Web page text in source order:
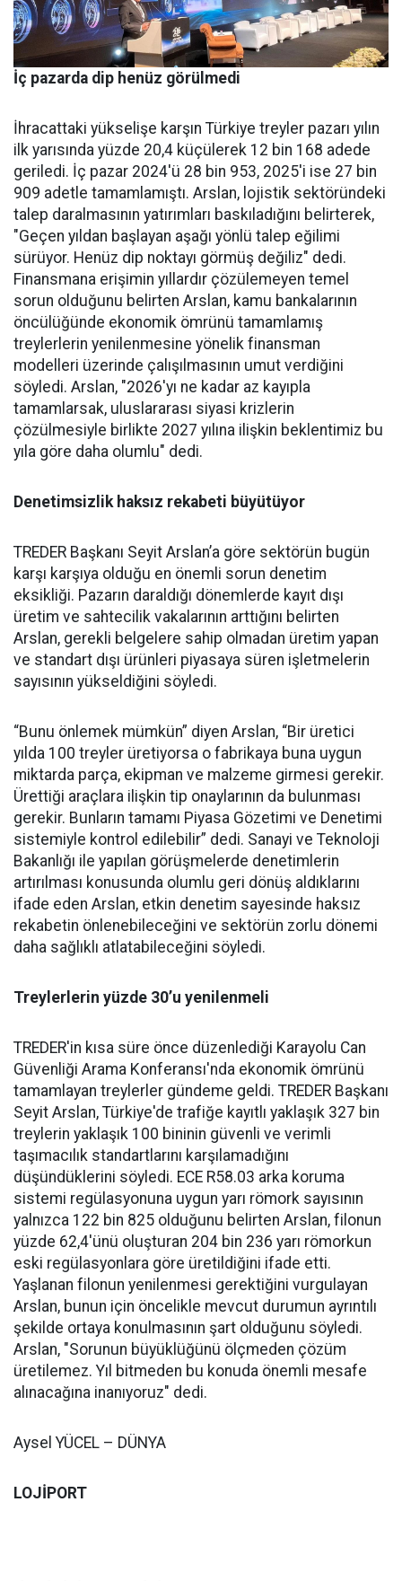
İç pazarda dip henüz görülmedi
İhracattaki yükselişe karşın Türkiye treyler pazarı yılın
ilk yarısında yüzde 20,4 küçülerek 12 bin 168 adede
geriledi. İç pa­zar 2024'ü 28 bin 953, 2025'i ise 27 bin
909 adetle tamamlamış­tı. Arslan, lojistik sektöründeki
talep daralmasının yatırımları baskıladığını belirterek,
"Geçen yıldan başlayan aşağı yönlü talep eğilimi
sürüyor. Henüz dip nok­tayı görmüş değiliz" dedi.
Finans­mana erişimin yıllardır çözüle­meyen temel
sorun olduğunu be­lirten Arslan, kamu bankalarının
öncülüğünde ekonomik ömrü­nü tamamlamış
treylerlerin ye­nilenmesine yönelik finansman
modelleri üzerinde çalışılması­nın umut verdiğini
söyledi. Ars­lan, "2026'yı ne kadar az kayıpla
tamamlarsak, uluslararası siya­si krizlerin
çözülmesiyle birlik­te 2027 yılına ilişkin beklentimiz bu
yıla göre daha olumlu" dedi.
Denetimsizlik haksız rekabeti büyütüyor
TREDER Başkanı Seyit Arslan’a göre sektörün bugün
karşı karşıya olduğu en önemli sorun denetim
eksikliği. Pazarın daraldığı dönemlerde kayıt dışı
üretim ve sahtecilik vakalarının arttığını belirten
Arslan, gerekli belgelere sahip olmadan üretim yapan
ve standart dışı ürünleri piyasaya süren işletmelerin
sayısının yükseldiğini söyledi.
“Bunu önlemek mümkün” diyen Arslan, “Bir üretici
yılda 100 treyler üretiyorsa o fabrikaya buna uygun
miktarda parça, ekipman ve malzeme girmesi gerekir.
Ürettiği araçlara ilişkin tip onaylarının da bulunması
gerekir. Bunların tamamı Piyasa Gözetimi ve Denetimi
sistemiyle kontrol edilebilir” dedi. Sanayi ve Teknoloji
Bakanlığı ile yapılan görüşmelerde denetimlerin
artırılması konusunda olumlu geri dönüş aldıklarını
ifade eden Arslan, etkin denetim sayesinde haksız
rekabetin önlenebileceğini ve sektörün zorlu dönemi
daha sağlıklı atlatabileceğini söyledi.
Treylerlerin yüzde 30’u yenilenmeli
TREDER'in kısa süre önce düzenlediği Karayolu Can
Güvenliği Arama Konferansı'nda ekonomik ömrünü
tamamlayan treylerler gündeme geldi. TREDER Başkanı
Seyit Arslan, Türkiye'de trafiğe kayıtlı yaklaşık 327 bin
treylerin yaklaşık 100 bininin güvenli ve verimli
taşımacılık standartlarını karşılamadığını
düşündüklerini söyledi. ECE R58.03 arka koruma
sistemi regülasyonuna uygun yarı römork sayısının
yalnızca 122 bin 825 olduğunu belirten Arslan, filonun
yüzde 62,4'ünü oluşturan 204 bin 236 yarı römorkun
eski regülasyonlara göre üretildiğini ifade etti.
Yaşlanan filonun yenilenmesi gerektiğini vurgulayan
Arslan, bunun için öncelikle mevcut durumun ayrıntılı
şekilde ortaya konulmasının şart olduğunu söyledi.
Arslan, "Sorunun büyüklüğünü ölçmeden çözüm
üretilemez. Yıl bitmeden bu konuda önemli mesafe
alınacağına inanıyoruz" dedi.
Aysel YÜCEL – DÜNYA
LOJİPORT